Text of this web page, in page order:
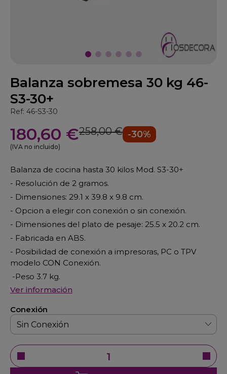
Balanza sobremesa 30 kg 46-
S3-30+
Ref: 46-S3-30
180,60 €258,00 € -30%
(IVA no incluido)
Balanza de cocina hasta 30 kilos Mod. S3-30+
- Resolución de 2 gramos.
- Dimensiones: 29.1 x 39.8 x 9.8 cm.
- Opcion a elegir con conexión o sin conexión.
- Dimensiones del plato de pesaje: 25.5 x 20.2 cm.
- Fabricada en ABS.
- Posibilidad de conexión a impresoras, PC o TPV
modelo CON Conexión.
-Peso 3.7 kg.
Ver información
Conexión